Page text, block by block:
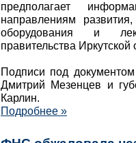
предполагает
направлениям
оборудования и
правительства Иркутской
Подписи под
Дмитрий Мезенцев и
Карлин.
Подробнее »